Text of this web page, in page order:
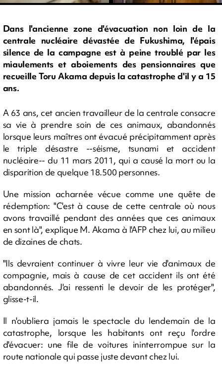
Dans l'ancienne zone d'évacuation non loin de la
centrale nucléaire dévastée de Fukushima, l'épais
silence de la campagne est à peine troublé par les
miaulements et aboiements des pensionnaires que
recueille Toru Akama depuis la catastrophe d'il y a 15
ans.
A 63 ans, cet ancien travailleur de la centrale consacre
sa vie à prendre soin de ces animaux, abandonnés
lorsque leurs maîtres ont évacué précipitamment après
le triple désastre --séisme, tsunami et accident
nucléaire-- du 11 mars 2011, qui a causé la mort ou la
disparition de quelque 18.500 personnes.
Une mission acharnée vécue comme une quête de
rédemption: "C'est à cause de cette centrale où nous
avons travaillé pendant des années que ces animaux
en sont là", explique M. Akama à l'AFP chez lui, au milieu
de dizaines de chats.
"Ils devraient continuer à vivre leur vie d'animaux de
compagnie, mais à cause de cet accident ils ont été
abandonnés. J'ai ressenti le devoir de les protéger",
glisse-t-il.
Il n'oubliera jamais le spectacle du lendemain de la
catastrophe, lorsque les habitants ont reçu l'ordre
d'évacuer: une file de voitures ininterrompue sur la
route nationale qui passe juste devant chez lui.